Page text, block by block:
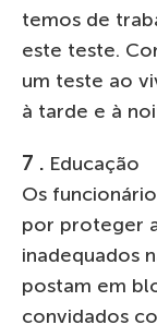
temos de
este teste.
um teste ao
à tarde e à
7 . Educação
Os
por proteger
inadequados
postam em
convidados